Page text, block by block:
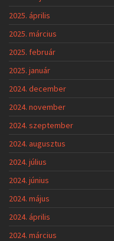
2025. április
2025. március
2025. február
2025. január
2024. december
2024. november
2024. szeptember
2024. augusztus
2024. július
2024. június
2024. május
2024. április
2024. március